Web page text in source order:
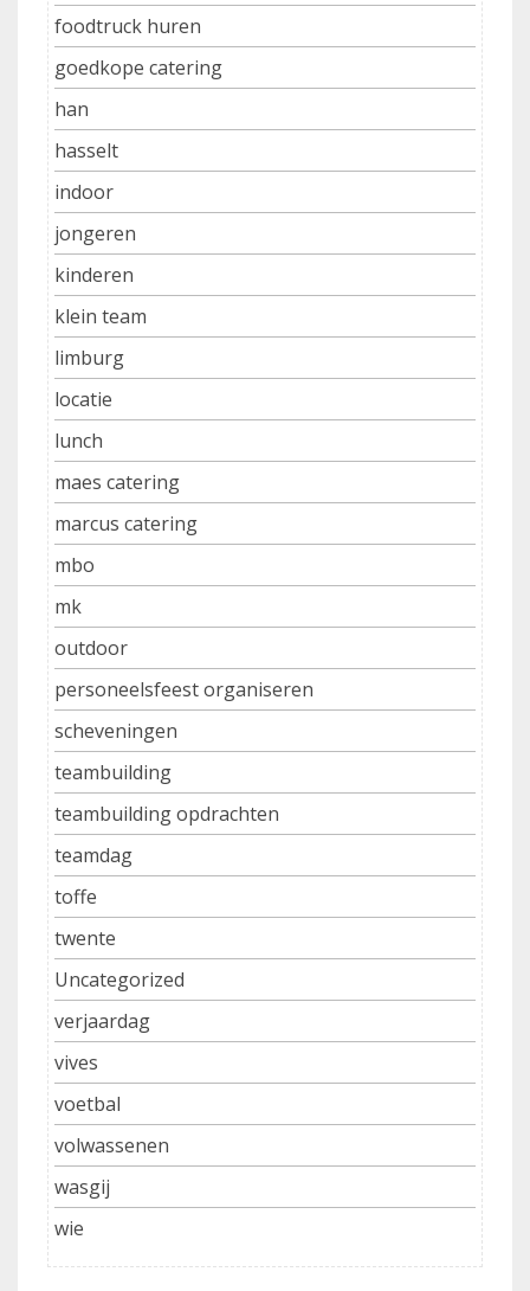
foodtruck huren
goedkope catering
han
hasselt
indoor
jongeren
kinderen
klein team
limburg
locatie
lunch
maes catering
marcus catering
mbo
mk
outdoor
personeelsfeest organiseren
scheveningen
teambuilding
teambuilding opdrachten
teamdag
toffe
twente
Uncategorized
verjaardag
vives
voetbal
volwassenen
wasgij
wie